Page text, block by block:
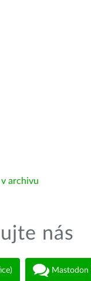
v archivu
nás
Mastodon